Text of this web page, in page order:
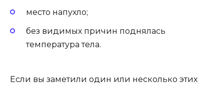
место напухло;
без видимых причин поднялась
температура тела.
Если вы заметили один или несколько этих